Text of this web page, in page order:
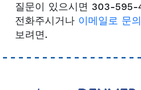
질문이 있으시면 303-595-
전화주시거나 이메일로 문
보려면.